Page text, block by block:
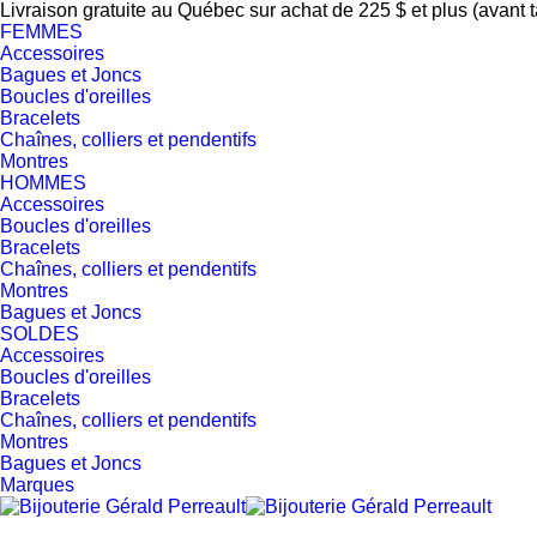
Livraison gratuite au Québec sur achat de 225 $ et plus (avant
FEMMES
Accessoires
Bagues et Joncs
Boucles d'oreilles
Bracelets
Chaînes, colliers et pendentifs
Montres
HOMMES
Accessoires
Boucles d'oreilles
Bracelets
Chaînes, colliers et pendentifs
Montres
Bagues et Joncs
SOLDES
Accessoires
Boucles d'oreilles
Bracelets
Chaînes, colliers et pendentifs
Montres
Bagues et Joncs
Marques